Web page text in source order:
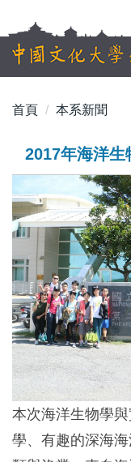
到
主
容
首頁 本系新聞
2017年海洋生
本次海洋生物學
學、有趣的深海